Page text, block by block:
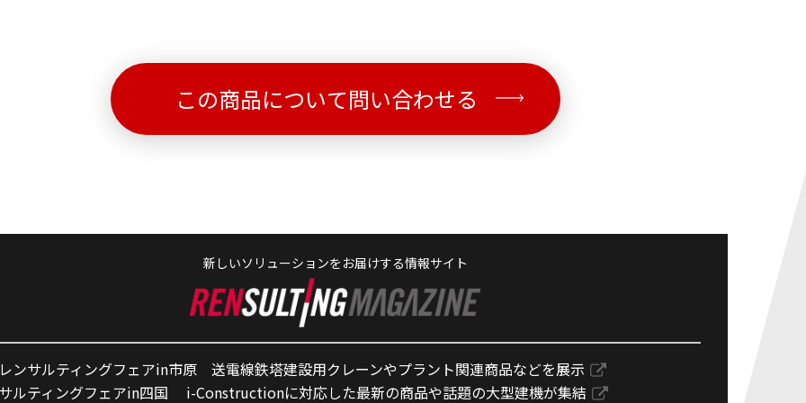
この商品について問い合わせる
新しいソリューションをお届けする情報サイト
ンサルティングフェアin市原 送電線鉄塔建設用クレーンやプラント関連商品などを展示
ルティングフェアin四国 i-Constructionに対応した最新の商品や話題の大型建機が集結